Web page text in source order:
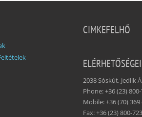
CIMKEFELHŐ
2038 Sóskút, Jedlik
Phone: +36 (23)
Mobile: +36 (70) 369
Fax: +36 (23) 800-723